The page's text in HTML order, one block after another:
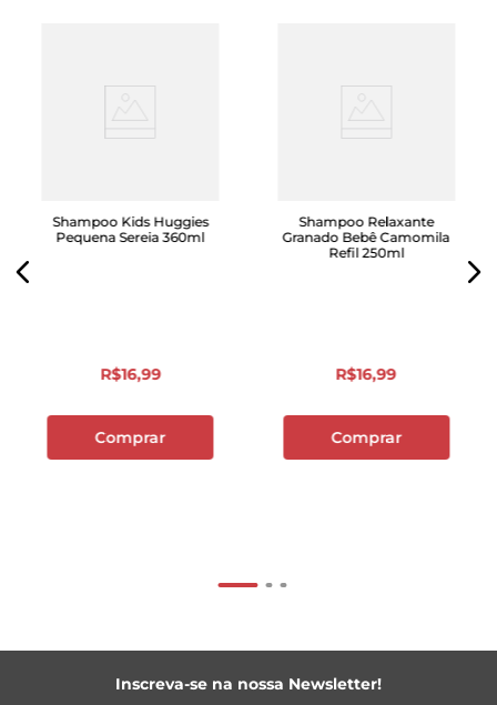
Shampoo Kids Huggies
Pequena Sereia 360ml
R$16,99
Comprar
Shampoo Relaxante
Granado Bebê Camomila
Refil 250ml
R$16,99
Comprar
Inscreva-se na nossa Newsletter!